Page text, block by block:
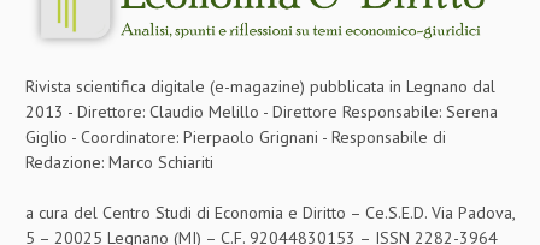
Rivista scientifica digitale (e-magazine) pubblicata in Legnano dal
2013 - Direttore: Claudio Melillo - Direttore Responsabile: Serena
Giglio - Coordinatore: Pierpaolo Grignani - Responsabile di
Redazione: Marco Schiariti
a cura del Centro Studi di Economia e Diritto – Ce.S.E.D. Via Padova,
5 – 20025 Legnano (MI) – C.F. 92044830153 – ISSN 2282-3964